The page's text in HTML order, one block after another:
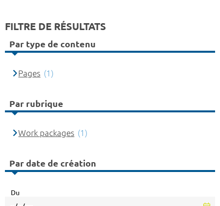
FILTRE DE RÉSULTATS
Par type de contenu
Pages (1)
Par rubrique
Work packages (1)
Par date de création
Du